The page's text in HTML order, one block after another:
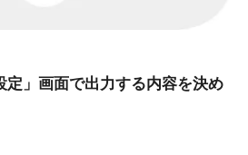
定」画面で出力する内容を決め